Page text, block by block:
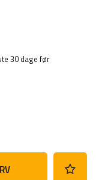
30 dage før